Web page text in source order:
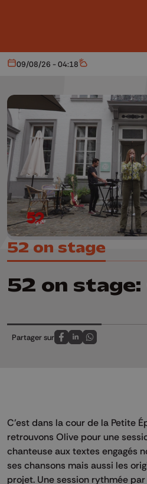
Aujourd'hui
09/08/26 - 04:18 Météo
52 on stage
52 on stage:
Partager sur
Partagez sur FaceBook
Partagez sur LinkedIn
Partagez sur
C’est dans la cour de la Petite
retrouvons Olive pour une
chanteuse aux textes engagés
ses chansons mais aussi les
projet. Une session rythmée